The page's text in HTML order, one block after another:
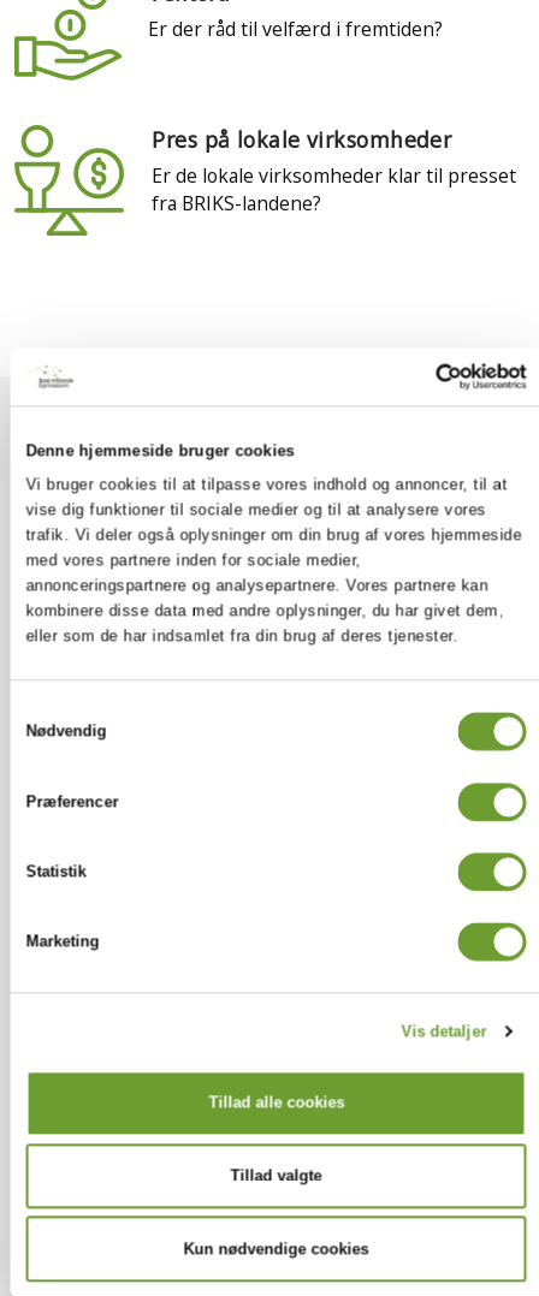
Denne hjemmeside bruger cookies
Vi bruger cookies til at tilpasse vores indhold og annoncer, til at
vise dig funktioner til sociale medier og til at analysere vores
trafik. Vi deler også oplysninger om din brug af vores hjemmeside
med vores partnere inden for sociale medier,
annonceringspartnere og analysepartnere. Vores partnere kan
kombinere disse data med andre oplysninger, du har givet dem,
eller som de har indsamlet fra din brug af deres tjenester.
Nødvendig
Præferencer
Statistik
Marketing
Vis detaljer
Tillad alle cookies
Tillad valgte
Kun nødvendige cookies
Er der råd til velfærd i fremtiden?
Pres på lokale virksomheder
Er de lokale virksomheder klar til presset
fra BRIKS-landene?
Tilrettelæggelse
1g
Samfundsfag A
Matematik A
Dansk A
Historie A
Engelsk B
Samfundsfag A
Matematik A
Dansk A
Historie A
Engelsk B
Religion C
Kemi C (evt. Naturgeografi C)